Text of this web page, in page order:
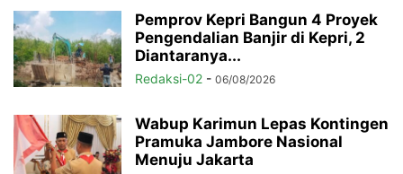
Pemprov Kepri Bangun 4 Proyek
Pengendalian Banjir di Kepri, 2
Diantaranya...
Redaksi-02 - 06/08/2026
Wabup Karimun Lepas Kontingen
Pramuka Jambore Nasional
Menuju Jakarta